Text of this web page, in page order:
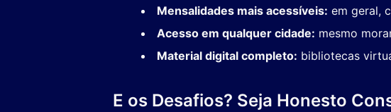
Mensalidades mais acessíveis: em geral,
Acesso em qualquer cidade: mesmo
Material digital completo: bibliotecas
E os Desafios? Seja Honesto